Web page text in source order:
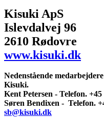
Kisuki ApS
Islevdalvej 96
2610 Rødovre
www.kisuki.dk
Nedenstående
Kisuki.
Kent Petersen - Telefon. +45
Søren Bendixen - Telefon.
sb@kisuki.dk